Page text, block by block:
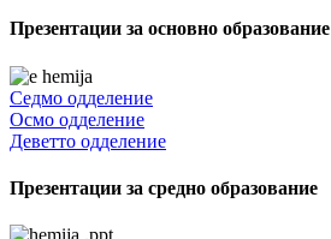
Презентации за основно образование
Седмо одделение
Осмо одделение
Деветто одделение
Презентации за средно образование